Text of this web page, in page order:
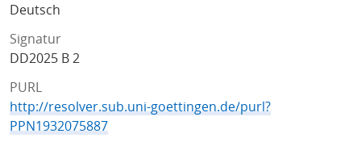
Deutsch
Signatur
DD2025 B 2
PURL
http://resolver.sub.uni-goettingen.de/purl?
PPN1932075887